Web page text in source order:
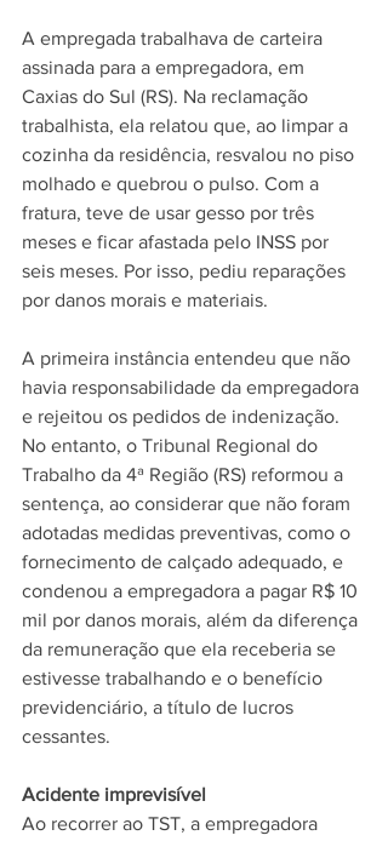
A empregada trabalhava de carteira
assinada para a empregadora, em
Caxias do Sul (RS). Na reclamação
trabalhista, ela relatou que, ao limpar a
cozinha da residência, resvalou no piso
molhado e quebrou o pulso. Com a
fratura, teve de usar gesso por três
meses e ficar afastada pelo INSS por
seis meses. Por isso, pediu reparações
por danos morais e materiais.
A primeira instância entendeu que não
havia responsabilidade da empregadora
e rejeitou os pedidos de indenização.
No entanto, o Tribunal Regional do
Trabalho da 4ª Região (RS) reformou a
sentença, ao considerar que não foram
adotadas medidas preventivas, como o
fornecimento de calçado adequado, e
condenou a empregadora a pagar R$ 10
mil por danos morais, além da diferença
da remuneração que ela receberia se
estivesse trabalhando e o benefício
previdenciário, a título de lucros
cessantes.
Acidente imprevisível
Ao recorrer ao TST, a empregadora